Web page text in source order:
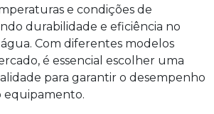
e condições de
durabilidade e eficiência no
Com diferentes modelos
é essencial escolher uma
para garantir o desempenho
equipamento.